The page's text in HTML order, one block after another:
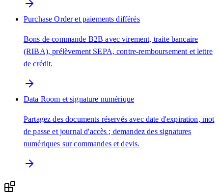
Purchase Order et paiements différés
Bons de commande B2B avec virement, traite bancaire
(RIBA), prélèvement SEPA, contre-remboursement et lettre
de crédit.
Data Room et signature numérique
Partagez des documents réservés avec date d'expiration, mot
de passe et journal d'accès ; demandez des signatures
numériques sur commandes et devis.